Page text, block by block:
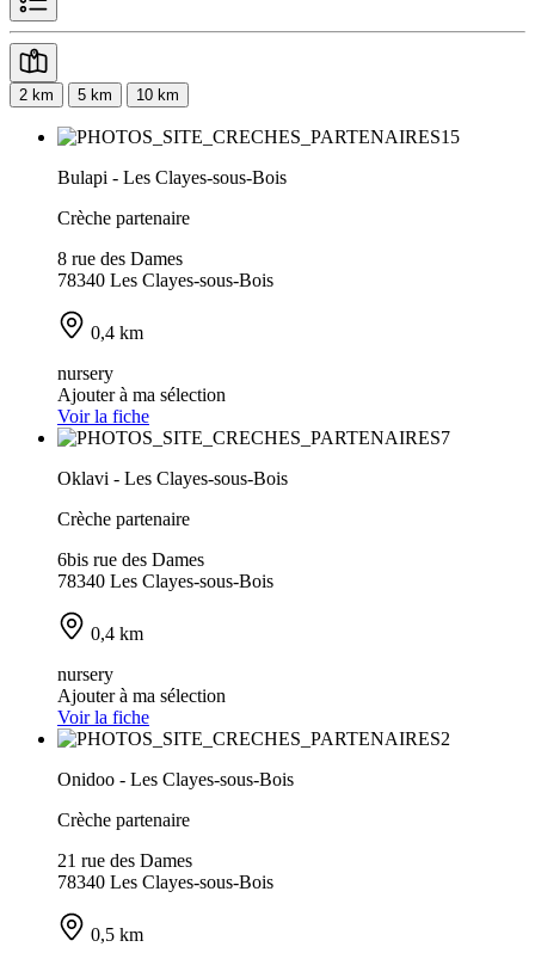
2 km 5 km 10 km
Bulapi - Les Clayes-sous-Bois
Crèche partenaire
8 rue des Dames
78340 Les Clayes-sous-Bois
0,4 km
nursery
Ajouter à ma sélection
Voir la fiche
Oklavi - Les Clayes-sous-Bois
Crèche partenaire
6bis rue des Dames
78340 Les Clayes-sous-Bois
0,4 km
nursery
Ajouter à ma sélection
Voir la fiche
Onidoo - Les Clayes-sous-Bois
Crèche partenaire
21 rue des Dames
78340 Les Clayes-sous-Bois
0,5 km